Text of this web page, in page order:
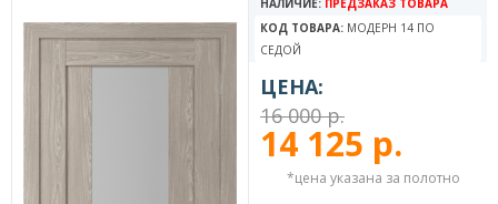
НАЛИЧИЕ: ПРЕДЗАКАЗ ТОВАРА
КОД ТОВАРА: МОДЕРН 14 ПО
СЕДОЙ
ЦЕНА:
16 000 р.
14 125 р.
*цена указана за полотно